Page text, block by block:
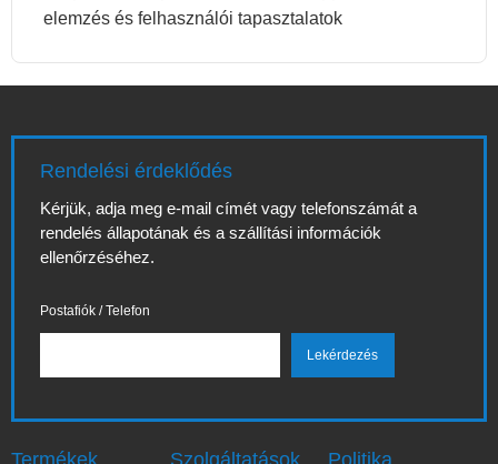
elemzés és felhasználói tapasztalatok
Rendelési érdeklődés
Kérjük, adja meg e-mail címét vagy telefonszámát a
rendelés állapotának és a szállítási információk
ellenőrzéséhez.
Postafiók / Telefon
Termékek Szolgáltatások Politika